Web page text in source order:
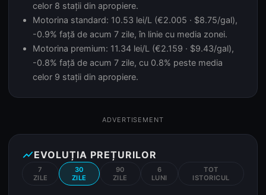
celor 8 stații din apropiere.
Motorina standard: 10.53 lei/L (€2.005 · $8.75/gal),
-0.9% față de acum 7 zile, în linie cu media zonei.
Motorina premium: 11.34 lei/L (€2.159 · $9.43/gal),
-0.8% față de acum 7 zile, cu 0.8% peste media
celor 9 stații din apropiere.
ADVERTISEMENT
show_chartEVOLUȚIA PREȚURILOR
7
ZILE
30
ZILE
90
ZILE
6
LUNI
TOT
ISTORICUL